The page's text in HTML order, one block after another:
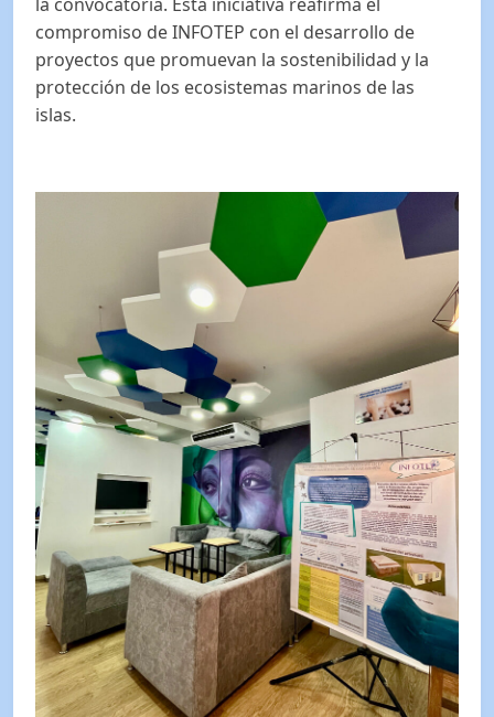
compromiso de INFOTEP con el desarrollo de
proyectos que promuevan la sostenibilidad y la
protección de los ecosistemas marinos de las
islas.